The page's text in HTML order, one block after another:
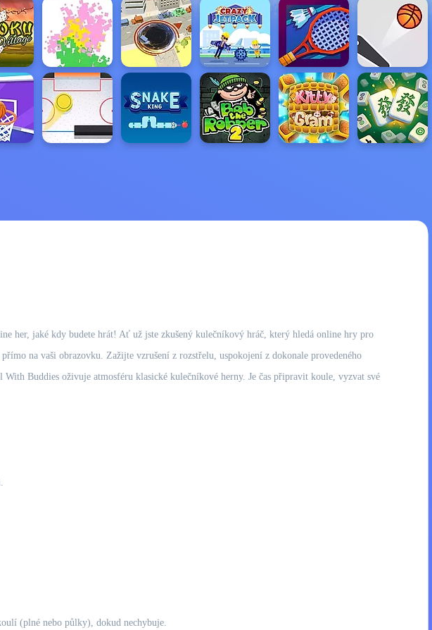
her, jaké kdy budete hrát! Ať už jste zkušený kulečníkový hráč, který hledá online hry pro
na vaši obrazovku. Zažijte vzrušení z rozstřelu, uspokojení z dokonale provedeného
Buddies oživuje atmosféru klasické kulečníkové herny. Je čas připravit koule, vyzvat své
(plné nebo půlky), dokud nechybuje.